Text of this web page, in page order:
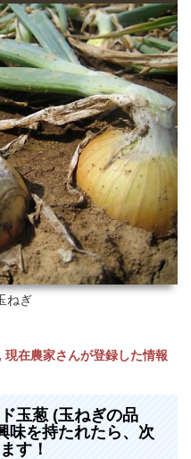
ねぎ
現在農家さんが登録した情報
玉葱 (玉ねぎの品
味を持たれたら、次
す！